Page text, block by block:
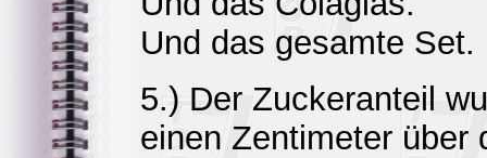
Und das gesamte Set.
5.) Der Zuckeranteil
einen Zentimeter über